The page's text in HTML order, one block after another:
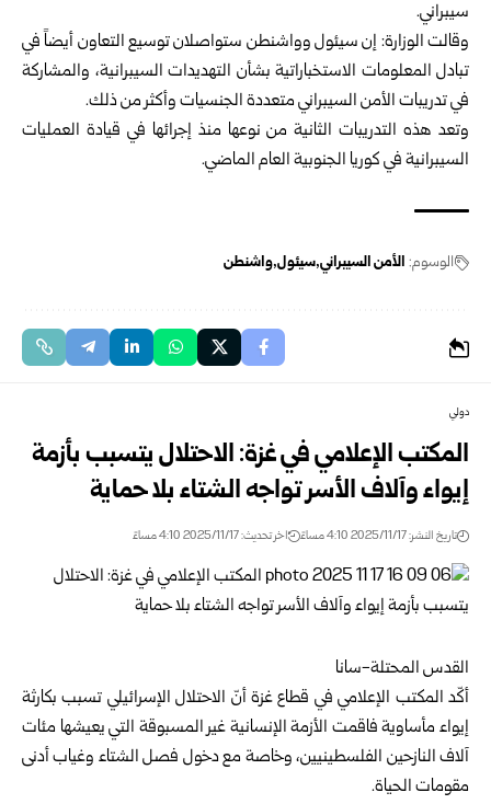
سيبراني.
وقالت الوزارة: إن سيئول وواشنطن ستواصلان توسيع التعاون أيضاً في
تبادل المعلومات الاستخباراتية بشأن التهديدات السيبرانية، والمشاركة
في تدريبات الأمن السيبراني متعددة الجنسيات وأكثر من ذلك.
وتعد هذه التدريبات الثانية من نوعها منذ إجرائها في قيادة العمليات
السيبرانية في كوريا الجنوبية العام الماضي.
الوسوم: الأمن السيبراني سيئول واشنطن
دولي
المكتب الإعلامي في غزة: الاحتلال يتسبب بأزمة
إيواء وآلاف الأسر تواجه الشتاء بلا حماية
تاريخ النشر: 2025/11/17 4:10 مساءً اخر تحديث: 2025/11/17 4:10 مساءً
القدس المحتلة-سانا
أكّد المكتب الإعلامي في قطاع غزة أنّ الاحتلال الإسرائيلي تسبب بكارثة
إيواء مأساوية فاقمت الأزمة الإنسانية غير المسبوقة التي يعيشها مئات
آلاف النازحين الفلسطينيين، وخاصة مع دخول فصل الشتاء وغياب أدنى
مقومات الحياة.